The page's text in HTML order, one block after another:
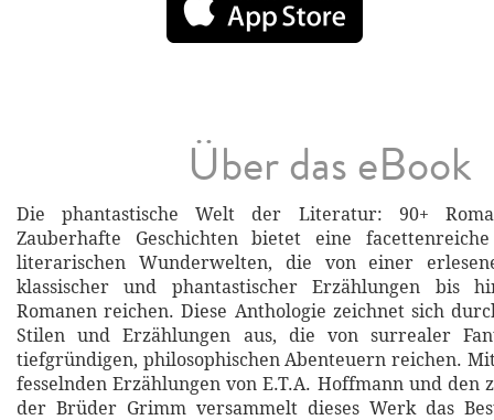
Über das eBook
Die phantastische Welt der Literatur: 90+
Zauberhafte Geschichten bietet eine
literarischen Wunderwelten, die von einer
klassischer und phantastischer Erzählungen bis
Romanen reichen. Diese Anthologie zeichnet sich
Stilen und Erzählungen aus, die von surrealer
tiefgründigen, philosophischen Abenteuern reichen.
fesselnden Erzählungen von E.T.A. Hoffmann und den
der Brüder Grimm versammelt dieses Werk das